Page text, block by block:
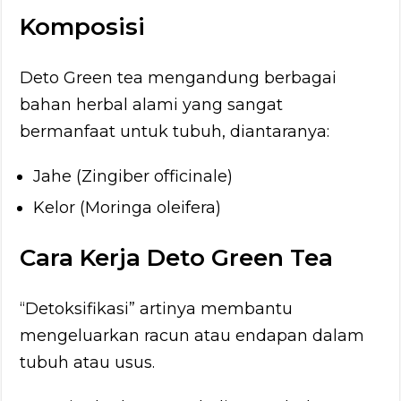
Komposisi
Deto Green tea mengandung berbagai
bahan herbal alami yang sangat
bermanfaat untuk tubuh, diantaranya:
Jahe (Zingiber officinale)
Kelor (Moringa oleifera)
Cara Kerja Deto Green Tea
“Detoksifikasi” artinya membantu
mengeluarkan racun atau endapan dalam
tubuh atau usus.